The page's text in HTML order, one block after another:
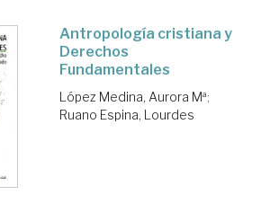
Antropología cristiana y
Derechos
Fundamentales
López Medina, Aurora Mª;
Ruano Espina, Lourdes